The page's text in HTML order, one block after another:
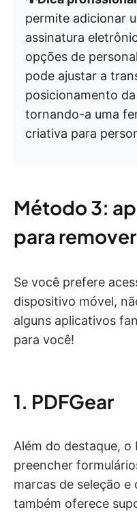
permite adicionar
assinatura
opções de
pode ajustar a
posicionamento
tornando-a uma
criativa para
Método 3:
para
Se você prefere
dispositivo móvel,
alguns aplicativos
para você!
1. PDFGear
Além do destaque, o
preencher
marcas de seleção e
também oferece